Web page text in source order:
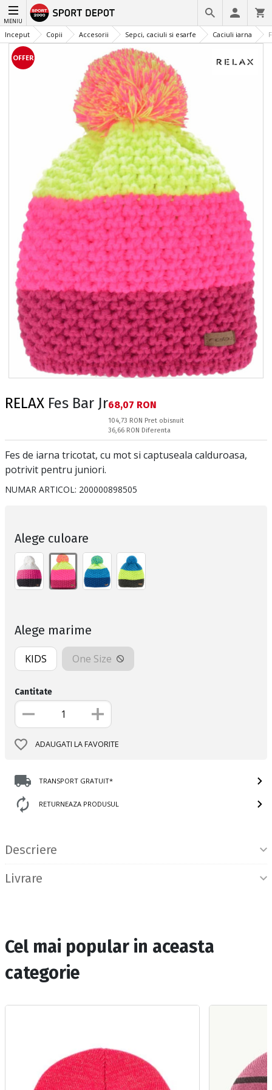
MENIU
Inceput Copii Accesorii Sepci, caciuli si esarfe Caciuli iarna
OFFER
RELAX Fes Bar JrТекуща цена:
68,07 RON
Pret obisnuit:
104,73 RON Pret obisnuit
Спестявате:
36,66 RON Diferenta
Fes de iarna tricotat, cu mot si captuseala calduroasa,
potrivit pentru juniori.
NUMAR ARTICOL: 200000898505
Alege culoare
Alege marime
KIDS One Size
Cantitate
ADAUGATI LA FAVORITE
TRANSPORT GRATUIT*
RETURNEAZA PRODUSUL
Descriere
Livrare
Cel mai popular in aceasta
categorie